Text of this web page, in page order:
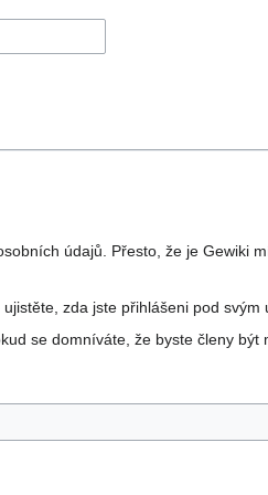
údajů. Přesto, že je Gewiki
zda jste přihlášeni pod svým
se domníváte, že byste členy být